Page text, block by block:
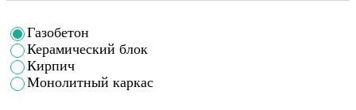
Газобетон
Керамический блок
Кирпич
Монолитный каркас